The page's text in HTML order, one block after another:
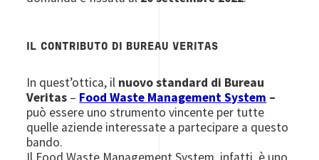
IL CONTRIBUTO DI BUREAU VERITAS
In quest’ottica, il nuovo standard di Bureau
Veritas – Food Waste Management System –
può essere uno strumento vincente per tutte
quelle aziende interessate a partecipare a questo
bando.
Il Food Waste Management System, infatti, è uno